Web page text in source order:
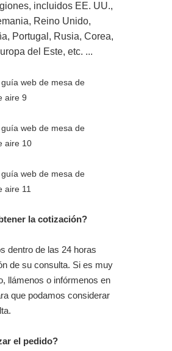
incluidos EE. UU.,
Reino Unido,
Portugal, Rusia, Corea,
del Este, etc. ...
la cotización?
dentro de las 24 horas
de su consulta. Si es muy
llámenos o infórmenos en
que podamos considerar
el pedido?